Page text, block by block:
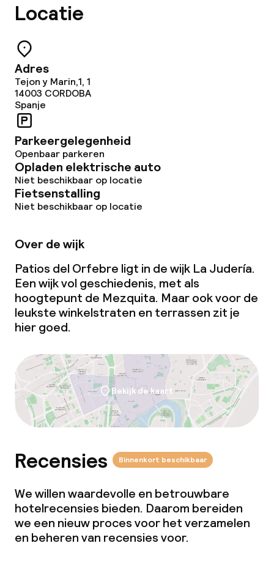
Locatie
Adres
Tejon y Marin,1, 1
14003 CORDOBA
Spanje
Parkeergelegenheid
Openbaar parkeren
Opladen elektrische auto
Niet beschikbaar op locatie
Fietsenstalling
Niet beschikbaar op locatie
Over de wijk
Patios del Orfebre ligt in de wijk La Judería.
Een wijk vol geschiedenis, met als
hoogtepunt de Mezquita. Maar ook voor de
leukste winkelstraten en terrassen zit je
hier goed.
Bekijk de kaart
Recensies Binnenkort beschikbaar
We willen waardevolle en betrouwbare
hotelrecensies bieden. Daarom bereiden
we een nieuw proces voor het verzamelen
en beheren van recensies voor.